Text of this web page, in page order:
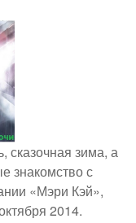
сказочная зима, а
знакомство с
«Мэри Кэй»,
2014.